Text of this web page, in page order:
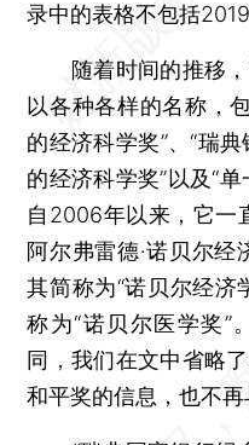
录中的表格不包括
随着时间的推移，
以各种各样的名称，
的经济科学奖”、“瑞
的经济科学奖”以及“单
自2006年以来，它一
阿尔弗雷德·诺贝尔经
其简称为“诺贝尔经济
称为“诺贝尔医学奖”
同，我们在文中省略
和平奖的信息，也不再